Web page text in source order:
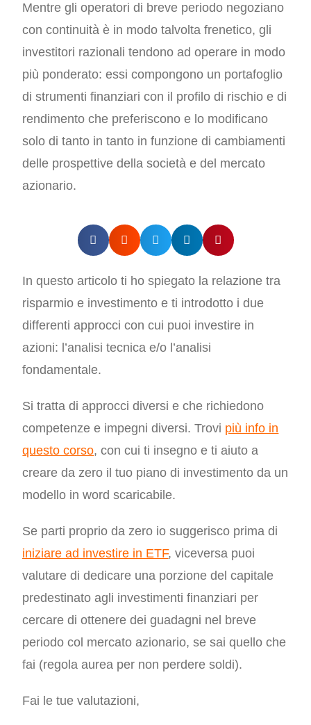
Mentre gli operatori di breve periodo negoziano
con continuità è in modo talvolta frenetico, gli
investitori razionali tendono ad operare in modo
più ponderato: essi compongono un portafoglio
di strumenti finanziari con il profilo di rischio e di
rendimento che preferiscono e lo modificano
solo di tanto in tanto in funzione di cambiamenti
delle prospettive della società e del mercato
azionario.
In questo articolo ti ho spiegato la relazione tra
risparmio e investimento e ti introdotto i due
differenti approcci con cui puoi investire in
azioni: l’analisi tecnica e/o l’analisi
fondamentale.
Si tratta di approcci diversi e che richiedono
competenze e impegni diversi. Trovi più info in
questo corso, con cui ti insegno e ti aiuto a
creare da zero il tuo piano di investimento da un
modello in word scaricabile.
Se parti proprio da zero io suggerisco prima di
iniziare ad investire in ETF, viceversa puoi
valutare di dedicare una porzione del capitale
predestinato agli investimenti finanziari per
cercare di ottenere dei guadagni nel breve
periodo col mercato azionario, se sai quello che
fai (regola aurea per non perdere soldi).
Fai le tue valutazioni,